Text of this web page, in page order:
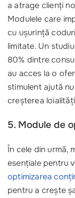
a atrage clienți
Modulele care
cu ușurință
limitate. Un
80% dintre
au acces la o
stimulent ajută
creșterea
5. Module de
În cele din urmă,
esențiale pentru
optimizarea
pentru a crește